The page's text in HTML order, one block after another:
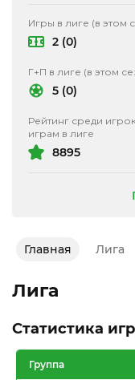
Игры в лиге (в этом
2 (0)
Г+П в лиге (в этом
5 (0)
Рейтинг среди
играм в лиге
8895
Главная Лига
Лига
Статистика
Группа